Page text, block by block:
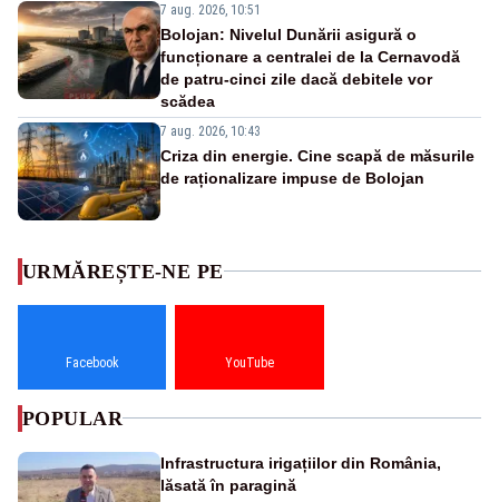
7 aug. 2026, 10:51
Bolojan: Nivelul Dunării asigură o
funcționare a centralei de la Cernavodă
de patru-cinci zile dacă debitele vor
scădea
7 aug. 2026, 10:43
Criza din energie. Cine scapă de măsurile
de raționalizare impuse de Bolojan
URMĂREȘTE-NE PE
Facebook YouTube
POPULAR
Infrastructura irigațiilor din România,
lăsată în paragină